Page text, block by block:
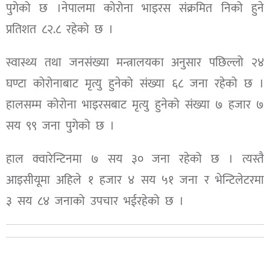
पुगेको छ ।नेपालमा कोरोना भाइरस संक्रमित निको हुने
प्रतिशत ८२.८ रहेको छ ।
स्वास्थ्य तथा जनसंख्या मन्त्रालयका अनुसार पछिल्लो २४
घण्टा कोरोनाबाट मृत्यु हुनेको संख्या ६८ जना रहेको छ ।
हालसम्म कोरोना भाइरसबाट मृत्यु हुनेको संख्या ७ हजार ७
सय ९९ जना पुगेको छ ।
हाल क्वारेन्टिनमा ७ सय ३० जना रहेको छ । त्यस्तै
आइसीयूमा अहिले १ हजार ४ सय ५१ जना र भेन्टिलेटरमा
३ सय ८४ जनाको उपचार भईरहेको छ ।